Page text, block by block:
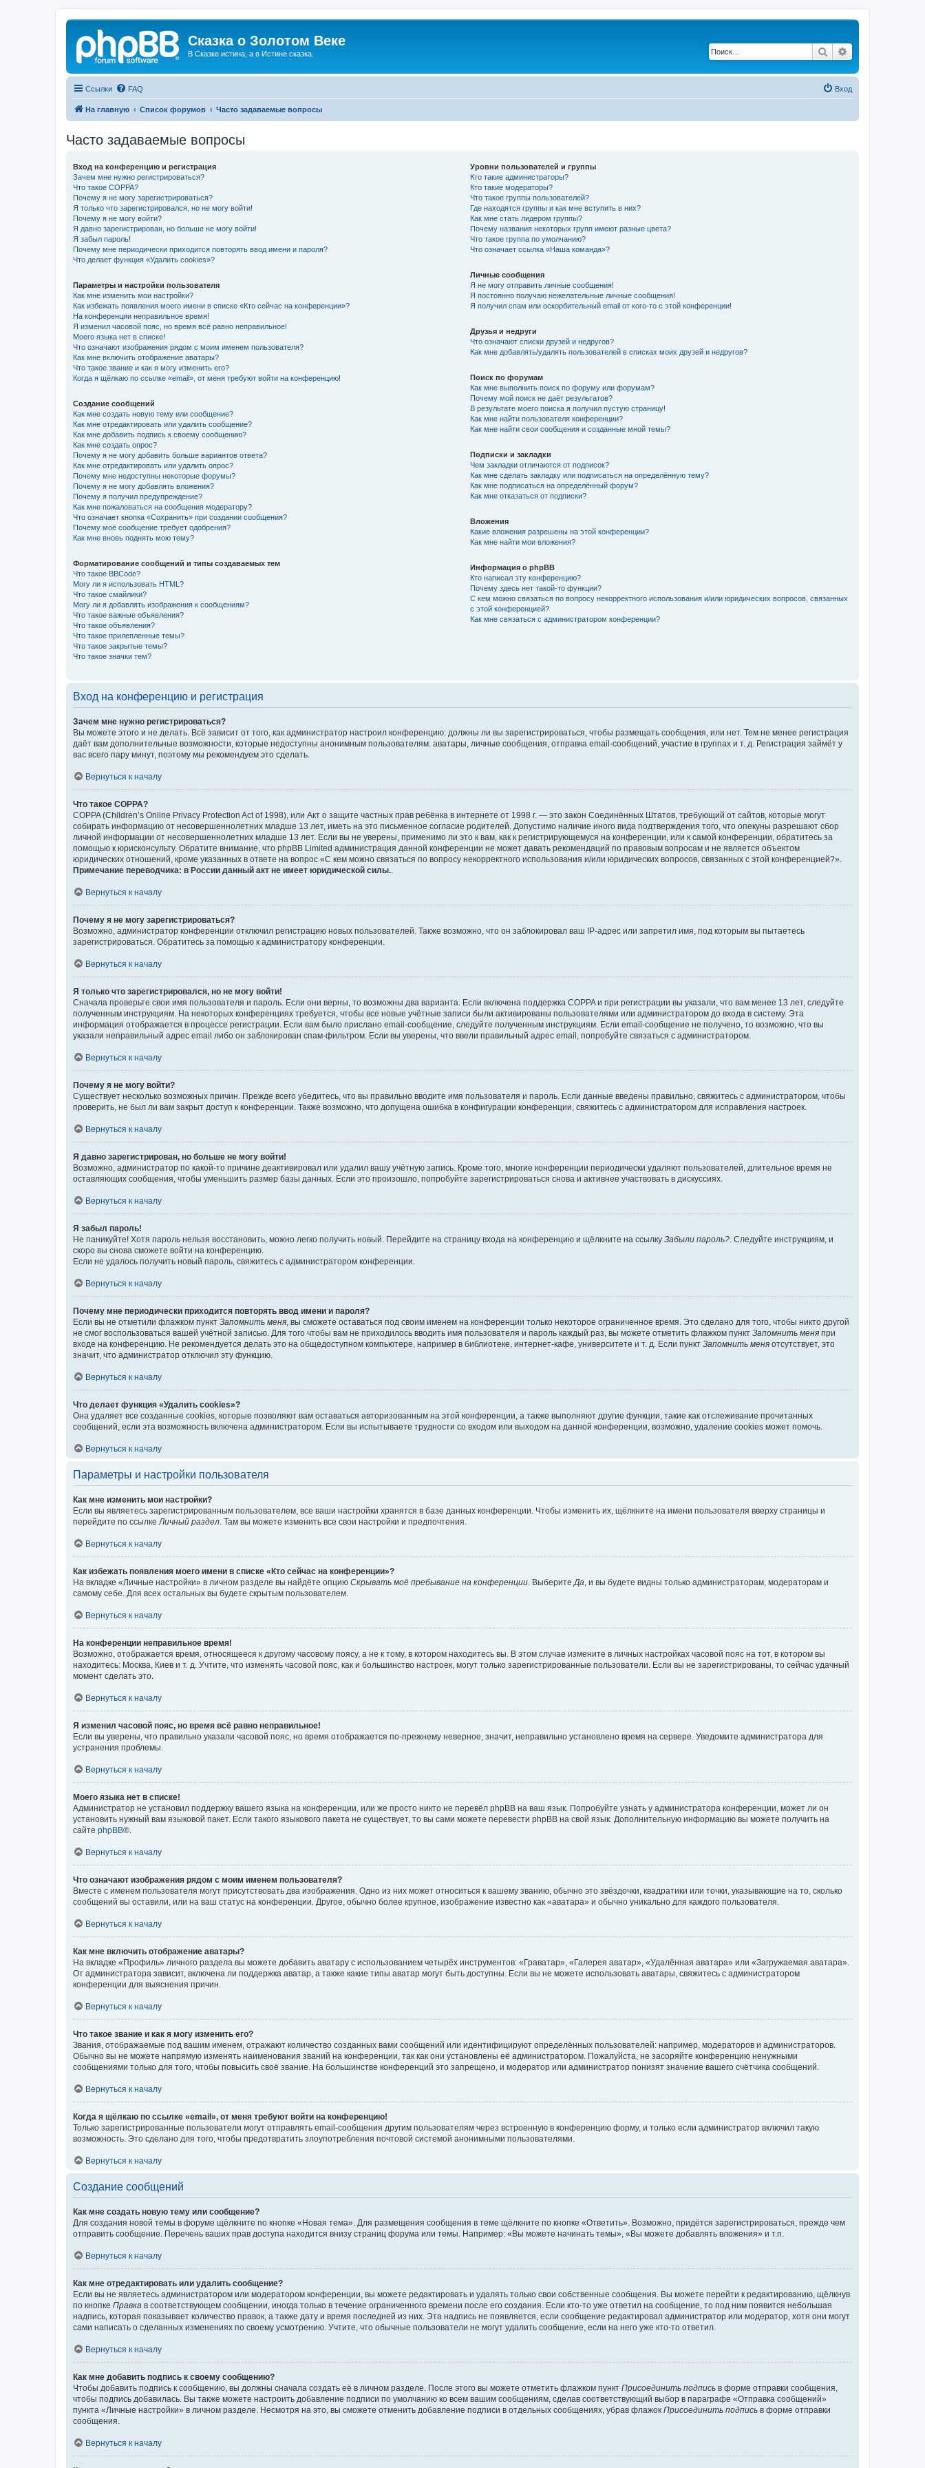
Сказка о Золотом Веке
В Сказке истина, а в Истине сказка. Поиск
Ссылки FAQ Вход
На главную Список форумов Часто задаваемые вопросы
Часто задаваемые вопросы
Вход на конференцию и регистрация
Зачем мне нужно регистрироваться?
Что такое COPPA?
Почему я не могу зарегистрироваться?
Я только что зарегистрировался, но не могу войти!
Почему я не могу войти?
Я давно зарегистрирован, но больше не могу войти!
Я забыл пароль!
Почему мне периодически приходится повторять ввод имени и пароля?
Что делает функция «Удалить cookies»?
Параметры и настройки пользователя
Как мне изменить мои настройки?
Как избежать появления моего имени в списке «Кто сейчас на конференции»?
На конференции неправильное время!
Я изменил часовой пояс, но время всё равно неправильное!
Моего языка нет в списке!
Что означают изображения рядом с моим именем пользователя?
Как мне включить отображение аватары?
Что такое звание и как я могу изменить его?
Когда я щёлкаю по ссылке «email», от меня требуют войти на конференцию!
Создание сообщений
Как мне создать новую тему или сообщение?
Как мне отредактировать или удалить сообщение?
Как мне добавить подпись к своему сообщению?
Как мне создать опрос?
Почему я не могу добавить больше вариантов ответа?
Как мне отредактировать или удалить опрос?
Почему мне недоступны некоторые форумы?
Почему я не могу добавлять вложения?
Почему я получил предупреждение?
Как мне пожаловаться на сообщения модератору?
Что означает кнопка «Сохранить» при создании сообщения?
Почему моё сообщение требует одобрения?
Как мне вновь поднять мою тему?
Форматирование сообщений и типы создаваемых тем
Что такое BBCode?
Могу ли я использовать HTML?
Что такое смайлики?
Могу ли я добавлять изображения к сообщениям?
Что такое важные объявления?
Что такое объявления?
Что такое прилепленные темы?
Что такое закрытые темы?
Что такое значки тем?
Уровни пользователей и группы
Кто такие администраторы?
Кто такие модераторы?
Что такое группы пользователей?
Где находятся группы и как мне вступить в них?
Как мне стать лидером группы?
Почему названия некоторых групп имеют разные цвета?
Что такое группа по умолчанию?
Что означает ссылка «Наша команда»?
Личные сообщения
Я не могу отправить личные сообщения!
Я постоянно получаю нежелательные личные сообщения!
Я получил спам или оскорбительный email от кого-то с этой конференции!
Друзья и недруги
Что означают списки друзей и недругов?
Как мне добавлять/удалять пользователей в списках моих друзей и недругов?
Поиск по форумам
Как мне выполнить поиск по форуму или форумам?
Почему мой поиск не даёт результатов?
В результате моего поиска я получил пустую страницу!
Как мне найти пользователя конференции?
Как мне найти свои сообщения и созданные мной темы?
Подписки и закладки
Чем закладки отличаются от подписок?
Как мне сделать закладку или подписаться на определённую тему?
Как мне подписаться на определённый форум?
Как мне отказаться от подписки?
Вложения
Какие вложения разрешены на этой конференции?
Как мне найти мои вложения?
Информация о phpBB
Кто написал эту конференцию?
Почему здесь нет такой-то функции?
С кем можно связаться по вопросу некорректного использования и/или юридических вопросов, связанных
с этой конференцией?
Как мне связаться с администратором конференции?
Вход на конференцию и регистрация
Зачем мне нужно регистрироваться?
Вы можете этого и не делать. Всё зависит от того, как администратор настроил конференцию: должны ли вы зарегистрироваться, чтобы размещать сообщения, или нет. Тем не менее регистрация
даёт вам дополнительные возможности, которые недоступны анонимным пользователям: аватары, личные сообщения, отправка email-сообщений, участие в группах и т. д. Регистрация займёт у
вас всего пару минут, поэтому мы рекомендуем это сделать.
Вернуться к началу
Что такое COPPA?
COPPA (Children’s Online Privacy Protection Act of 1998), или Акт о защите частных прав ребёнка в интернете от 1998 г. — это закон Соединённых Штатов, требующий от сайтов, которые могут
собирать информацию от несовершеннолетних младше 13 лет, иметь на это письменное согласие родителей. Допустимо наличие иного вида подтверждения того, что опекуны разрешают сбор
личной информации от несовершеннолетних младше 13 лет. Если вы не уверены, применимо ли это к вам, как к регистрирующемуся на конференции, или к самой конференции, обратитесь за
помощью к юрисконсульту. Обратите внимание, что phpBB Limited администрация данной конференции не может давать рекомендаций по правовым вопросам и не является объектом
юридических отношений, кроме указанных в ответе на вопрос «С кем можно связаться по вопросу некорректного использования и/или юридических вопросов, связанных с этой конференцией?».
Примечание переводчика: в России данный акт не имеет юридической силы.
Вернуться к началу
Почему я не могу зарегистрироваться?
Возможно, администратор конференции отключил регистрацию новых пользователей. Также возможно, что он заблокировал ваш IP-адрес или запретил имя, под которым вы пытаетесь
зарегистрироваться. Обратитесь за помощью к администратору конференции.
Вернуться к началу
Я только что зарегистрировался, но не могу войти!
Сначала проверьте свои имя пользователя и пароль. Если они верны, то возможны два варианта. Если включена поддержка COPPA и при регистрации вы указали, что вам менее 13 лет, следуйте
полученным инструкциям. На некоторых конференциях требуется, чтобы все новые учётные записи были активированы пользователями или администратором до входа в систему. Эта
информация отображается в процессе регистрации. Если вам было прислано email-сообщение, следуйте полученным инструкциям. Если email-сообщение не получено, то возможно, что вы
указали неправильный адрес email либо он заблокирован спам-фильтром. Если вы уверены, что ввели правильный адрес email, попробуйте связаться с администратором.
Вернуться к началу
Почему я не могу войти?
Существует несколько возможных причин. Прежде всего убедитесь, что вы правильно вводите имя пользователя и пароль. Если данные введены правильно, свяжитесь с администратором, чтобы
проверить, не был ли вам закрыт доступ к конференции. Также возможно, что допущена ошибка в конфигурации конференции, свяжитесь с администратором для исправления настроек.
Вернуться к началу
Я давно зарегистрирован, но больше не могу войти!
Возможно, администратор по какой-то причине деактивировал или удалил вашу учётную запись. Кроме того, многие конференции периодически удаляют пользователей, длительное время не
оставляющих сообщения, чтобы уменьшить размер базы данных. Если это произошло, попробуйте зарегистрироваться снова и активнее участвовать в дискуссиях.
Вернуться к началу
Я забыл пароль!
Не паникуйте! Хотя пароль нельзя восстановить, можно легко получить новый. Перейдите на страницу входа на конференцию и щёлкните на ссылку Забыли пароль? . Следуйте инструкциям, и
скоро вы снова сможете войти на конференцию.
Если не удалось получить новый пароль, свяжитесь с администратором конференции.
Вернуться к началу
Почему мне периодически приходится повторять ввод имени и пароля?
Если вы не отметили флажком пункт Запомнить меня , вы сможете оставаться под своим именем на конференции только некоторое ограниченное время. Это сделано для того, чтобы никто другой
не смог воспользоваться вашей учётной записью. Для того чтобы вам не приходилось вводить имя пользователя и пароль каждый раз, вы можете отметить флажком пункт Запомнить меня при
входе на конференцию. Не рекомендуется делать это на общедоступном компьютере, например в библиотеке, интернет-кафе, университете и т. д. Если пункт Запомнить меня отсутствует, это
значит, что администратор отключил эту функцию.
Вернуться к началу
Что делает функция «Удалить cookies»?
Она удаляет все созданные cookies, которые позволяют вам оставаться авторизованным на этой конференции, а также выполняют другие функции, такие как отслеживание прочитанных
сообщений, если эта возможность включена администратором. Если вы испытываете трудности со входом или выходом на данной конференции, возможно, удаление cookies может помочь.
Вернуться к началу
Параметры и настройки пользователя
Как мне изменить мои настройки?
Если вы являетесь зарегистрированным пользователем, все ваши настройки хранятся в базе данных конференции. Чтобы изменить их, щёлкните на имени пользователя вверху страницы и
перейдите по ссылке Личный раздел . Там вы можете изменить все свои настройки и предпочтения.
Вернуться к началу
Как избежать появления моего имени в списке «Кто сейчас на конференции»?
На вкладке «Личные настройки» в личном разделе вы найдёте опцию Скрывать моё пребывание на конференции . Выберите Да , и вы будете видны только администраторам, модераторам и
самому себе. Для всех остальных вы будете скрытым пользователем.
Вернуться к началу
На конференции неправильное время!
Возможно, отображается время, относящееся к другому часовому поясу, а не к тому, в котором находитесь вы. В этом случае измените в личных настройках часовой пояс на тот, в котором вы
находитесь: Москва, Киев и т. д. Учтите, что изменять часовой пояс, как и большинство настроек, могут только зарегистрированные пользователи. Если вы не зарегистрированы, то сейчас удачный
момент сделать это.
Вернуться к началу
Я изменил часовой пояс, но время всё равно неправильное!
Если вы уверены, что правильно указали часовой пояс, но время отображается по-прежнему неверное, значит, неправильно установлено время на сервере. Уведомите администратора для
устранения проблемы.
Вернуться к началу
Моего языка нет в списке!
Администратор не установил поддержку вашего языка на конференции, или же просто никто не перевёл phpBB на ваш язык. Попробуйте узнать у администратора конференции, может ли он
установить нужный вам языковой пакет. Если такого языкового пакета не существует, то вы сами можете перевести phpBB на свой язык. Дополнительную информацию вы можете получить на
сайте phpBB®.
Вернуться к началу
Что означают изображения рядом с моим именем пользователя?
Вместе с именем пользователя могут присутствовать два изображения. Одно из них может относиться к вашему званию, обычно это звёздочки, квадратики или точки, указывающие на то, сколько
сообщений вы оставили, или на ваш статус на конференции. Другое, обычно более крупное, изображение известно как «аватара» и обычно уникально для каждого пользователя.
Вернуться к началу
Как мне включить отображение аватары?
На вкладке «Профиль» личного раздела вы можете добавить аватару с использованием четырёх инструментов: «Граватар», «Галерея аватар», «Удалённая аватара» или «Загружаемая аватара».
От администратора зависит, включена ли поддержка аватар, а также какие типы аватар могут быть доступны. Если вы не можете использовать аватары, свяжитесь с администратором
конференции для выяснения причин.
Вернуться к началу
Что такое звание и как я могу изменить его?
Звания, отображаемые под вашим именем, отражают количество созданных вами сообщений или идентифицируют определённых пользователей: например, модераторов и администраторов.
Обычно вы не можете напрямую изменять наименования званий на конференции, так как они установлены её администратором. Пожалуйста, не засоряйте конференцию ненужными
сообщениями только для того, чтобы повысить своё звание. На большинстве конференций это запрещено, и модератор или администратор понизят значение вашего счётчика сообщений.
Вернуться к началу
Когда я щёлкаю по ссылке «email», от меня требуют войти на конференцию!
Только зарегистрированные пользователи могут отправлять email-сообщения другим пользователям через встроенную в конференцию форму, и только если администратор включил такую
возможность. Это сделано для того, чтобы предотвратить злоупотребления почтовой системой анонимными пользователями.
Вернуться к началу
Создание сообщений
Как мне создать новую тему или сообщение?
Для создания новой темы в форуме щёлкните по кнопке «Новая тема». Для размещения сообщения в теме щёлкните по кнопке «Ответить». Возможно, придётся зарегистрироваться, прежде чем
отправить сообщение. Перечень ваших прав доступа находится внизу страниц форума или темы. Например: «Вы можете начинать темы», «Вы можете добавлять вложения» и т.п.
Вернуться к началу
Как мне отредактировать или удалить сообщение?
Если вы не являетесь администратором или модератором конференции, вы можете редактировать и удалять только свои собственные сообщения. Вы можете перейти к редактированию, щёлкнув
по кнопке Правка в соответствующем сообщении, иногда только в течение ограниченного времени после его создания. Если кто-то уже ответил на сообщение, то под ним появится небольшая
надпись, которая показывает количество правок, а также дату и время последней из них. Эта надпись не появляется, если сообщение редактировал администратор или модератор, хотя они могут
сами написать о сделанных изменениях по своему усмотрению. Учтите, что обычные пользователи не могут удалить сообщение, если на него уже кто-то ответил.
Вернуться к началу
Как мне добавить подпись к своему сообщению?
Чтобы добавить подпись к сообщению, вы должны сначала создать её в личном разделе. После этого вы можете отметить флажком пункт Присоединить подпись в форме отправки сообщения,
чтобы подпись добавилась. Вы также можете настроить добавление подписи по умолчанию ко всем вашим сообщениям, сделав соответствующий выбор в параграфе «Отправка сообщений»
пункта «Личные настройки» в личном разделе. Несмотря на это, вы сможете отменить добавление подписи в отдельных сообщениях, убрав флажок Присоединить подпись в форме отправки
сообщения.
Вернуться к началу